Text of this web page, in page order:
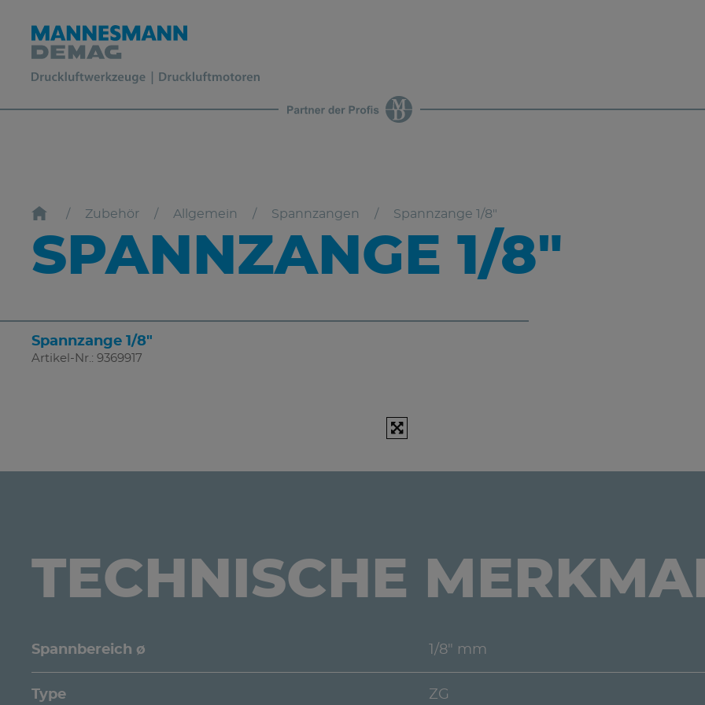
Zubehör Allgemein Spannzangen Spannzange 1/8"
SPANNZANGE 1/8"
Spannzange 1/8"
Artikel-Nr.: 9369917
TECHNISCHE
Spannbereich ø 1/8" mm
Type ZG